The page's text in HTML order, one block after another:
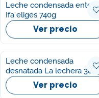
Leche condensada entera
Ifa eliges 740g
Ver precio
Leche condensada
desnatada La lechera 387g
Ver precio